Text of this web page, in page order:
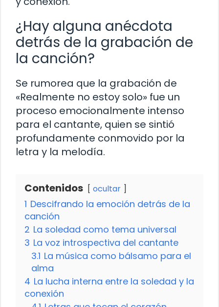
¿Hay alguna anécdota
detrás de la grabación de
la canción?
Se rumorea que la grabación de
«Realmente no estoy solo» fue un
proceso emocionalmente intenso
para el cantante, quien se sintió
profundamente conmovido por la
letra y la melodía.
Contenidos ocultar
1 Descifrando la emoción detrás de la
canción
2 La soledad como tema universal
3 La voz introspectiva del cantante
3.1 La música como bálsamo para el
alma
4 La lucha interna entre la soledad y la
conexión